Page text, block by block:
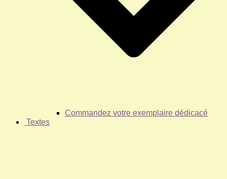
Commandez votre exemplaire dédicacé
Textes